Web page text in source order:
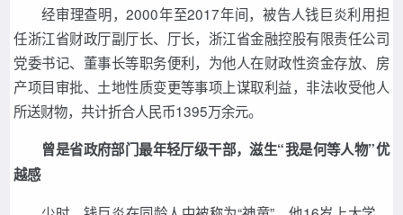
经审理查明，2000年至2017年间，被告人钱巨炎利用担
任浙江省财政厅副厅长、厅长，浙江省金融控股有限责任公司
党委书记、董事长等职务便利，为他人在财政性资金存放、房
产项目审批、土地性质变更等事项上谋取利益，非法收受他人
所送财物，共计折合人民币1395万余元。
曾是省政府部门最年轻厅级干部，滋生“我是何等人物”优
越感